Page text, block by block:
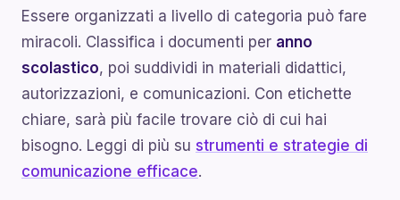
Essere organizzati a livello di categoria può fare
miracoli. Classifica i documenti per anno
scolastico, poi suddividi in materiali didattici,
autorizzazioni, e comunicazioni. Con etichette
chiare, sarà più facile trovare ciò di cui hai
bisogno. Leggi di più su strumenti e strategie di
comunicazione efficace.